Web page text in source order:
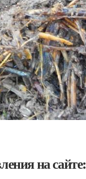
на сайте: